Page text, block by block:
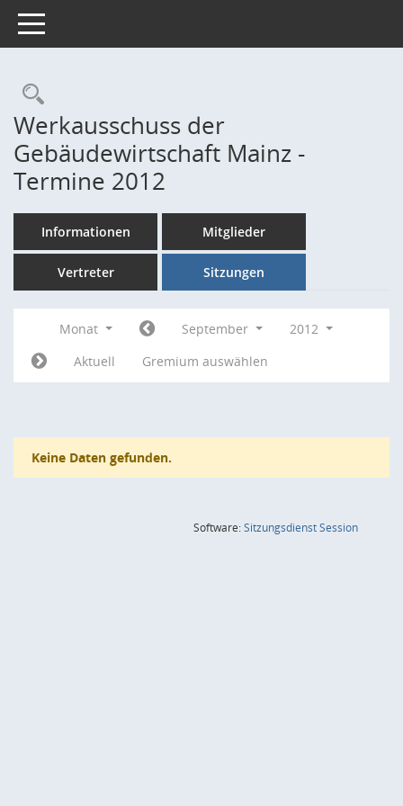
Toggle navigation
Rechercheauswahl
Werkausschuss der
Gebäudewirtschaft Mainz -
Termine 2012
Informationen Mitglieder
Vertreter Sitzungen
Monat September
2012
Aktuell
Gremium auswählen
Keine Daten gefunden.
Software:SitzungsdienstSession(Wird in